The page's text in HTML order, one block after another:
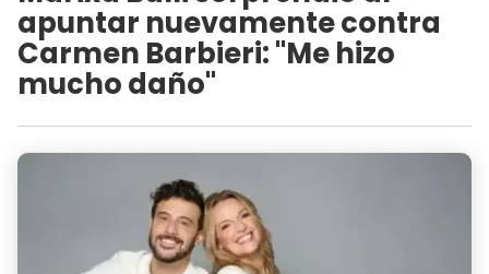
apuntar nuevamente contra
Carmen Barbieri: "Me hizo
mucho daño"